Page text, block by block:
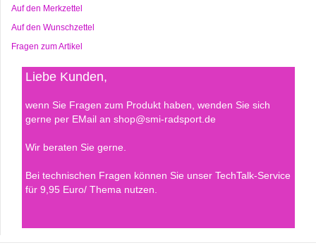
Auf den Merkzettel
Auf den Wunschzettel
Fragen zum Artikel
Liebe Kunden,
wenn Sie Fragen zum Produkt haben, wenden Sie sich
gerne per EMail an shop@smi-radsport.de
Wir beraten Sie gerne.
Bei technischen Fragen können Sie unser TechTalk-Service
für 9,95 Euro/ Thema nutzen.